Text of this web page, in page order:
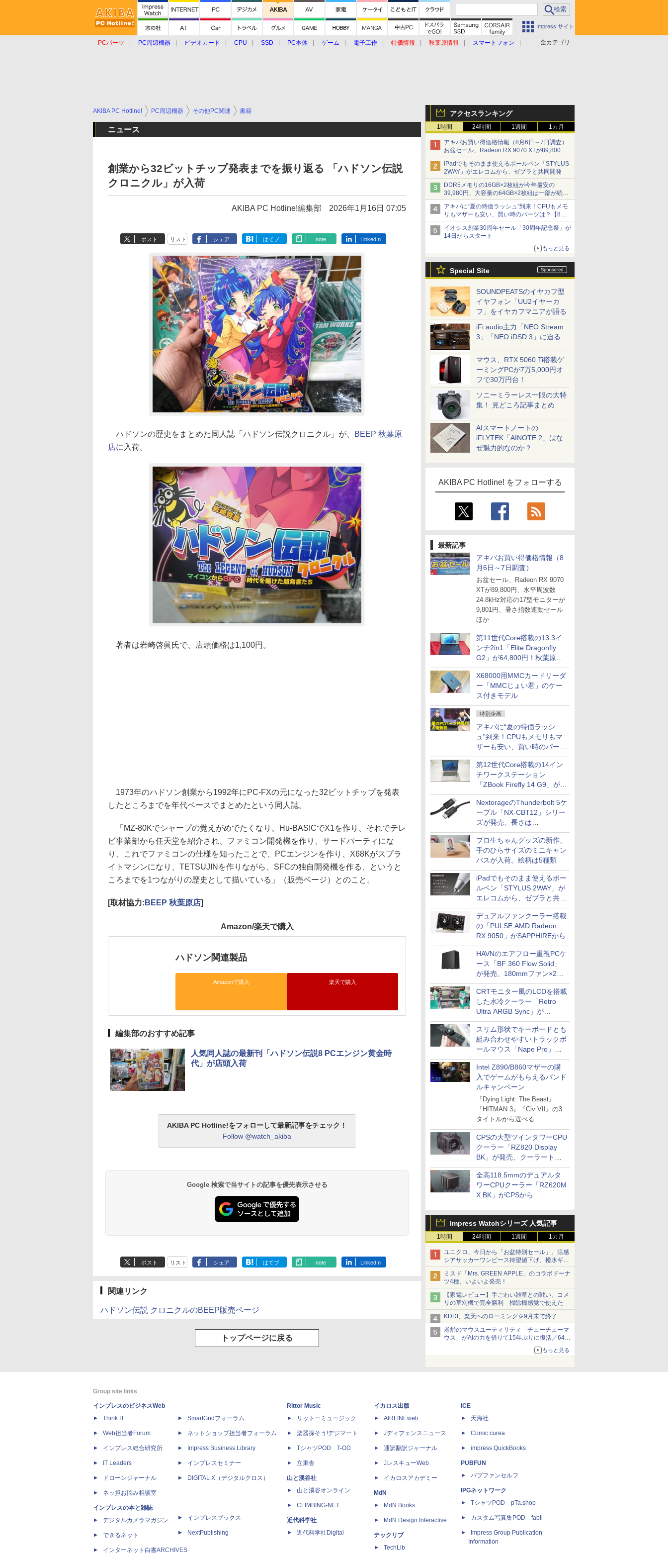
Impress サイト
全カテゴリ
PCパーツ PC周辺機器 ビデオカード CPU SSD PC本体 ゲーム 電子工作 特価情報 秋葉原情報
スマートフォン
アクセスランキング
1時間 24時間 1週間 1カ月
アキバお買い得価格情報（8月6日～7日調査）
お盆セール、Radeon RX 9070 XTが89,800
円、水平周波数24.8kHz対応の17型モニターが
9,801円、暑さ指数連動セール ほか
iPadでもそのまま使えるボールペン「STYLUS
2WAY」がエレコムから、ゼブラと共同開発
DDR5メモリの16GB×2枚組が今年最安の
39,980円、大容量の64GB×2枚組は一部が続騰
[8月前半のメモリ価格]
アキバに“夏の特価ラッシュ”到来！CPUもメモ
リもマザーも安い、買い時のパーツは？【8月7
日(金)22時配信】
イオシス創業30周年セール「30周年記念祭」が
14日からスタート
もっと見る
Special Site
SOUNDPEATSのイヤカフ型
イヤフォン「UU2イヤーカ
フ」をイヤカフマニアが語る
iFi audio主力「NEO Stream
3」「NEO iDSD 3」に迫る
マウス、RTX 5060 Ti搭載ゲ
ーミングPCが7万5,000円オ
フで30万円台！
ソニーミラーレス一眼の大特
集！ 見どころ記事まとめ
AIスマートノートの
iFLYTEK「AINOTE 2」はな
ぜ魅力的なのか？
AKIBA PC Hotline! をフォローする
最新記事
アキバお買い得価格情報（8
月6日～7日調査）
お盆セール、Radeon RX 9070
XTが89,800円、水平周波数
24.8kHz対応の17型モニターが
9,801円、暑さ指数連動セール
ほか
第11世代Core搭載の13.3イ
ンチ2in1「Elite Dragonfly
G2」が64,800円！秋葉原で
中古PCセール
X68000用MMCカードリーダ
ー「MMCじょい君」のケー
ス付きモデル
特別企画
アキバに“夏の特価ラッシ
ュ”到来！CPUもメモリもマ
ザーも安い、買い時のパーツ
は？【8月7日(金)22時配信】
第12世代Core搭載の14イン
チワークステーション
「ZBook Firefly 14 G9」が
79,800円！秋葉原で中古PC
セール
NextorageのThunderbolt 5ケ
ーブル「NX-CBT12」シリー
ズが発売、長さは
30cm/50cm/1mの3種類
プロ生ちゃんグッズの新作、
手のひらサイズのミニキャン
バスが入荷。絵柄は5種類
iPadでもそのまま使えるボー
ルペン「STYLUS 2WAY」が
エレコムから、ゼブラと共同
開発
デュアルファンクーラー搭載
の「PULSE AMD Radeon
RX 9050」がSAPPHIREから
HAVNのエアフロー重視PCケ
ース「BF 360 Flow Solid」
が発売、180mmファン×2搭
載
CRTモニター風のLCDを搭載
した水冷クーラー「Retro
Ultra ARGB Sync」が
Thermaltakeから
スリム形状でキーボードとも
組み合わせやすいトラックボ
ールマウス「Nape Pro」が
Keychronから
Intel Z890/B860マザーの購
入でゲームがもらえるバンド
ルキャンペーン
『Dying Light: The Beast』
『HITMAN 3』『Civ VII』の3
タイトルから選べる
CPSの大型ツインタワーCPU
クーラー「RZ820 Display
BK」が発売、クーラートッ
プに5インチ液晶搭載
全高118.5mmのデュアルタ
ワーCPUクーラー「RZ620M
X BK」がCPSから
Impress Watchシリーズ 人気記事
1時間 24時間 1週間 1カ月
ユニクロ、今日から「お盆特別セール」。涼感
シアサッカーワンピース待望値下げ、撥水ギア
ショーツは1990円に
ミスド「Mrs. GREEN APPLE」のコラボドーナ
ツ4種、いよいよ発売！
【家電レビュー】手ごわい雑草との戦い、コメ
リの草刈機で完全勝利 掃除機感覚で使えた
KDDI、楽天へのローミングを9月末で終了
老舗のマウスユーティリティ「チューチューマ
ウス」がAIの力を借りて15年ぶりに復活／64bit
化、Windows 10/11、「Chrome」も走り回
る。復活記念で2026年末まで500円
もっと見る
AKIBA PC Hotline! PC周辺機器 その他PC関連 書籍
ニュース
創業から32ビットチップ発表までを振り返る 「ハドソン伝説
クロニクル」が入荷
AKIBA PC Hotline!編集部 2026年1月16日 07:05
ポスト リスト シェア はてブ note LinkedIn
ハドソンの歴史をまとめた同人誌「ハドソン伝説クロニクル」が、
BEEP 秋葉原
店に入荷。
著者は岩崎啓眞氏で、店頭価格は1,100円。
1973年のハドソン創業から1992年にPC-FXの元になった32ビットチップを発表
したところまでを年代ベースでまとめたという同人誌。
「MZ-80Kでシャープの覚えがめでたくなり、Hu-BASICでX1を作り、それでテレ
ビ事業部から任天堂を紹介され、ファミコン開発機を作り、サードパーティにな
り、これでファミコンの仕様を知ったことで、PCエンジンを作り、X68Kがスプラ
イトマシンになり、TETSUJINを作りながら、SFCの独自開発機を作る、というと
ころまでを1つながりの歴史として描いている」（販売ページ）とのこと。
[取材協力: BEEP 秋葉原店]
Amazon/楽天で購入
ハドソン関連製品
Amazonで購入 楽天で購入
編集部のおすすめ記事
人気同人誌の最新刊「ハドソン伝説8 PCエンジン黄金時
代」が店頭入荷
AKIBA PC Hotline!をフォローして最新記事をチェック！
Follow @watch_akiba
Google 検索で当サイトの記事を優先表示させる
ポスト リスト シェア はてブ note LinkedIn
関連リンク
ハドソン伝説 クロニクルのBEEP販売ページ
トップページに戻る
Group site links
インプレスのビジネスWeb
Think IT
Web担当者Forum
インプレス総合研究所
IT Leaders
ドローンジャーナル
ネッ担お悩み相談室
インプレスの本と雑誌
デジタルカメラマガジン
できるネット
インターネット白書ARCHIVES
SmartGridフォーラム
ネットショップ担当者フォーラム
Impress Business Library
インプレスセミナー
DIGITAL X（デジタルクロス）
インプレスブックス
NextPublishing
Rittor Music
リットーミュージック
楽器探そう!デジマート
TシャツPOD T-OD
立東舎
山と溪谷社
山と溪谷オンライン
CLIMBING-NET
近代科学社
近代科学社Digital
イカロス出版
AIRLINEweb
Jディフェンスニュース
通訳翻訳ジャーナル
JレスキューWeb
イカロスアカデミー
MdN
MdN Books
MdN Design Interactive
テックリブ
TechLib
ICE
天海社
Comic curea
impress QuickBooks
PUBFUN
パブファンセルフ
IPGネットワーク
TシャツPOD pTa.shop
カスタム写真集POD fabli
Impress Group Publication
Information